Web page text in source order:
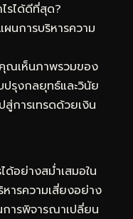
รได้ดีที่สุด?
นการบริหารความ
คุณเห็นภาพรวมของ
รุงกลยุทธ์และวินัย
สู่การเทรดด้วยเงิน
ด้อย่างสม่ำเสมอใน
ารความเสี่ยงอย่าง
รพิจารณาเปลี่ยน